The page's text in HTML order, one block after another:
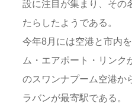
設に注目が集まり、その
たらしたようである。
今年8月には空港と市内
ム・エアポート・リンク
のスワンナプーム空港か
ラバンが最寄駅である。